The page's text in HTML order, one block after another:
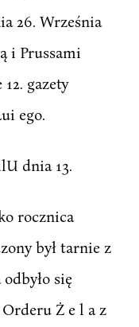
26. Września
i Prussami
gazety
ego.
dnia 13.
rocznica
był tarnie z
się
Ż e l a z